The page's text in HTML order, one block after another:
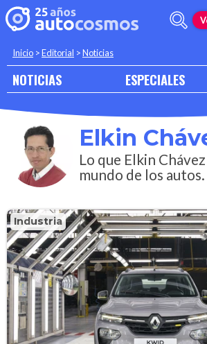
Inicio >Editorial >Noticias
NOTICIAS ESPECIALES
Elkin
Lo que Elkin
mundo de los autos.
Industria